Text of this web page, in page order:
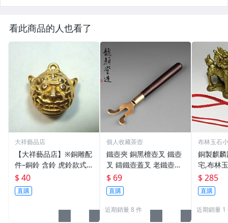
看此商品的人也看了
大祥藝品店
【大祥藝品店】※銅雕配
件–銅鈴 含鈴 虎鈴款式
吊飾 銅製
$ 40
直購
個人收藏茶壺
鐵壺夾 銅黑檀壺叉 鐵壺
叉 鑄鐵壺蓋叉 老鐵壺夾
子配件 生鐵壺器 老鐵壺
器
$ 69
直購
近期銷量 8 件
布林玉石
銅製麒
宅,布林
6，贈中
五帝錢
$ 285
直購
近期銷量 1